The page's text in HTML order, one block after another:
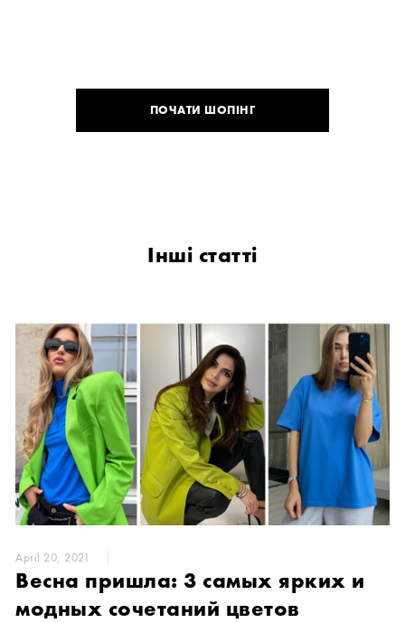
ПОЧАТИ ШОПІНГ
Інші статті
April 20, 2021
Весна пришла: 3 самых ярких и
модных сочетаний цветов